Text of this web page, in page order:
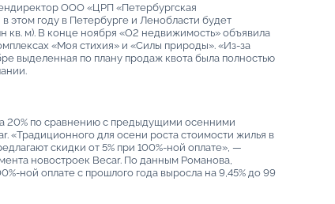
ООО «ЦРП «Петербургская
этом году в Петербурге и Ленобласти будет
кв. м). В конце ноября «О2 недвижимость» объявила
«Моя стихия» и «Силы природы». «Из-за
выделенная по плану продаж квота была полностью
20% по сравнению с предыдущими осенними
«Традиционного для осени роста стоимости жилья в
скидки от 5% при 100%-ной оплате», —
новостроек Becar. По данным Романова,
ной оплате с прошлого года выросла на 9,45% до 99